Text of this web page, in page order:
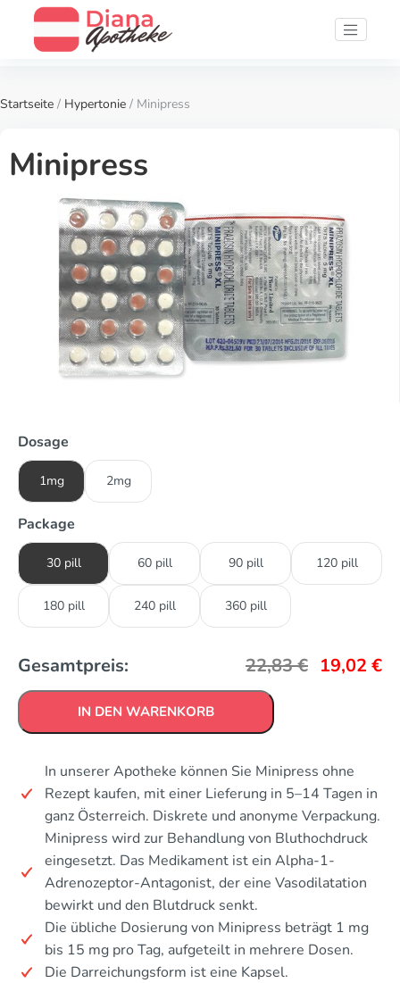
Startseite / Hypertonie / Minipress
Minipress
Dosage
1mg 2mg
Package
30 pill 60 pill 90 pill 120 pill
180 pill 240 pill 360 pill
Gesamtpreis: 22,83€ 19,02 €
IN DEN WARENKORB
In unserer Apotheke können Sie Minipress ohne
Rezept kaufen, mit einer Lieferung in 5–14 Tagen in
ganz Österreich. Diskrete und anonyme Verpackung.
Minipress wird zur Behandlung von Bluthochdruck
eingesetzt. Das Medikament ist ein Alpha-1-
Adrenozeptor-Antagonist, der eine Vasodilatation
bewirkt und den Blutdruck senkt.
Die übliche Dosierung von Minipress beträgt 1 mg
bis 15 mg pro Tag, aufgeteilt in mehrere Dosen.
Die Darreichungsform ist eine Kapsel.